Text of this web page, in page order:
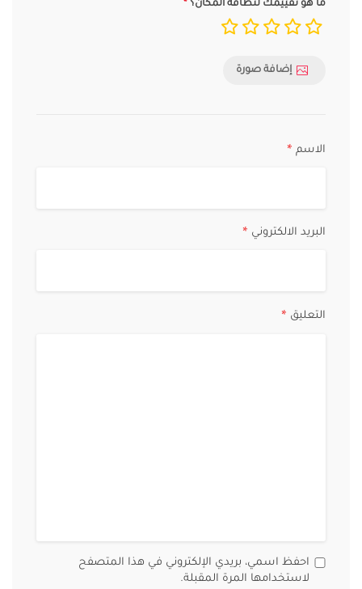
ما هو تقييمك لنظافة المكان؟
إضافة صورة
الاسم *
البريد الالكتروني *
التعليق *
احفظ اسمي، بريدي الإلكتروني في هذا المتصفح
لاستخدامها المرة المقبلة.